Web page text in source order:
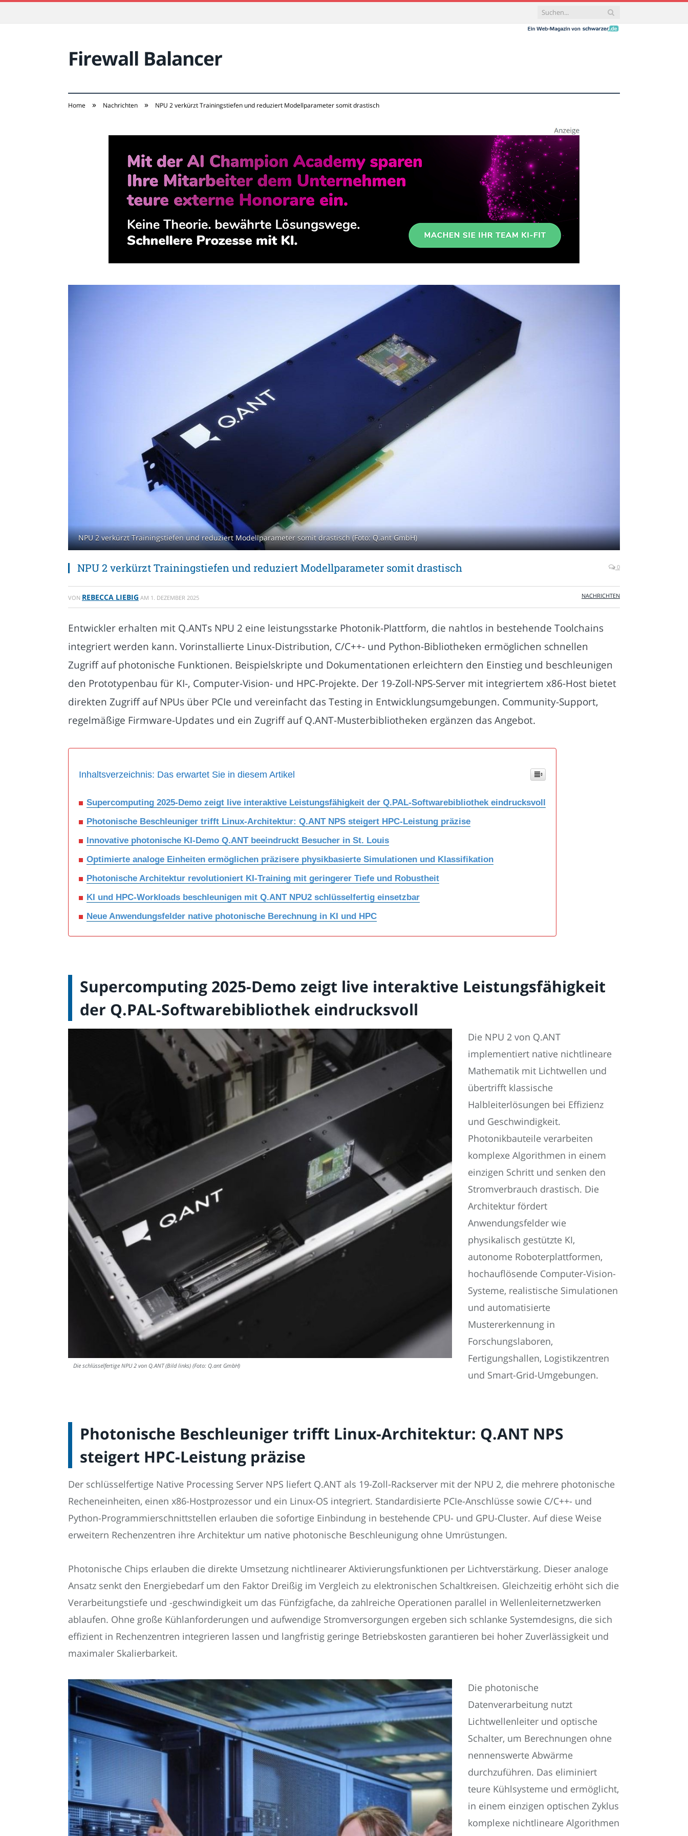
Firewall Balancer
Home » Nachrichten » NPU 2 verkürzt Trainingstiefen und reduziert Modellparameter somit drastisch
NPU 2 verkürzt Trainingstiefen und reduziert Modellparameter somit drastisch (Foto: Q.ant GmbH)
NPU 2 verkürzt Trainingstiefen und reduziert Modellparameter somit drastisch 0
VON REBECCA LIEBIG AM 1. DEZEMBER 2025 NACHRICHTEN
Entwickler erhalten mit Q.ANTs NPU 2 eine leistungsstarke Photonik-Plattform, die nahtlos in bestehende Toolchains
integriert werden kann. Vorinstallierte Linux-Distribution, C/C++- und Python-Bibliotheken ermöglichen schnellen
Zugriff auf photonische Funktionen. Beispielskripte und Dokumentationen erleichtern den Einstieg und beschleunigen
den Prototypenbau für KI-, Computer-Vision- und HPC-Projekte. Der 19-Zoll-NPS-Server mit integriertem x86-Host bietet
direkten Zugriff auf NPUs über PCIe und vereinfacht das Testing in Entwicklungsumgebungen. Community-Support,
regelmäßige Firmware-Updates und ein Zugriff auf Q.ANT-Musterbibliotheken ergänzen das Angebot.
Inhaltsverzeichnis: Das erwartet Sie in diesem Artikel
Supercomputing 2025-Demo zeigt live interaktive Leistungsfähigkeit der Q.PAL-Softwarebibliothek eindrucksvoll
Photonische Beschleuniger trifft Linux-Architektur: Q.ANT NPS steigert HPC-Leistung präzise
Innovative photonische KI-Demo Q.ANT beeindruckt Besucher in St. Louis
Optimierte analoge Einheiten ermöglichen präzisere physikbasierte Simulationen und Klassifikation
Photonische Architektur revolutioniert KI-Training mit geringerer Tiefe und Robustheit
KI und HPC-Workloads beschleunigen mit Q.ANT NPU2 schlüsselfertig einsetzbar
Neue Anwendungsfelder native photonische Berechnung in KI und HPC
Supercomputing 2025-Demo zeigt live interaktive Leistungsfähigkeit
der Q.PAL-Softwarebibliothek eindrucksvoll
Die schlüsselfertige NPU 2 von Q.ANT (Bild links) (Foto: Q.ant GmbH)
Die NPU 2 von Q.ANT
implementiert native nichtlineare
Mathematik mit Lichtwellen und
übertrifft klassische
Halbleiterlösungen bei Effizienz
und Geschwindigkeit.
Photonikbauteile verarbeiten
komplexe Algorithmen in einem
einzigen Schritt und senken den
Stromverbrauch drastisch. Die
Architektur fördert
Anwendungsfelder wie
physikalisch gestützte KI,
autonome Roboterplattformen,
hochauflösende Computer-Vision-
Systeme, realistische Simulationen
und automatisierte
Mustererkennung in
Forschungslaboren,
Fertigungshallen, Logistikzentren
und Smart-Grid-Umgebungen.
Photonische Beschleuniger trifft Linux-Architektur: Q.ANT NPS
steigert HPC-Leistung präzise
Der schlüsselfertige Native Processing Server NPS liefert Q.ANT als 19-Zoll-Rackserver mit der NPU 2, die mehrere photonische
Recheneinheiten, einen x86-Hostprozessor und ein Linux-OS integriert. Standardisierte PCIe-Anschlüsse sowie C/C++- und
Python-Programmierschnittstellen erlauben die sofortige Einbindung in bestehende CPU- und GPU-Cluster. Auf diese Weise
erweitern Rechenzentren ihre Architektur um native photonische Beschleunigung ohne Umrüstungen.
Photonische Chips erlauben die direkte Umsetzung nichtlinearer Aktivierungsfunktionen per Lichtverstärkung. Dieser analoge
Ansatz senkt den Energiebedarf um den Faktor Dreißig im Vergleich zu elektronischen Schaltkreisen. Gleichzeitig erhöht sich die
Verarbeitungstiefe und -geschwindigkeit um das Fünfzigfache, da zahlreiche Operationen parallel in Wellenleiternetzwerken
ablaufen. Ohne große Kühlanforderungen und aufwendige Stromversorgungen ergeben sich schlanke Systemdesigns, die sich
effizient in Rechenzentren integrieren lassen und langfristig geringe Betriebskosten garantieren bei hoher Zuverlässigkeit und
maximaler Skalierbarkeit.
Die photonische
Datenverarbeitung nutzt
Lichtwellenleiter und optische
Schalter, um Berechnungen ohne
nennenswerte Abwärme
durchzuführen. Das eliminiert
teure Kühlsysteme und ermöglicht,
in einem einzigen optischen Zyklus
komplexe nichtlineare Algorithmen